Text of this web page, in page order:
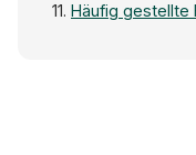
Häufig gestellte